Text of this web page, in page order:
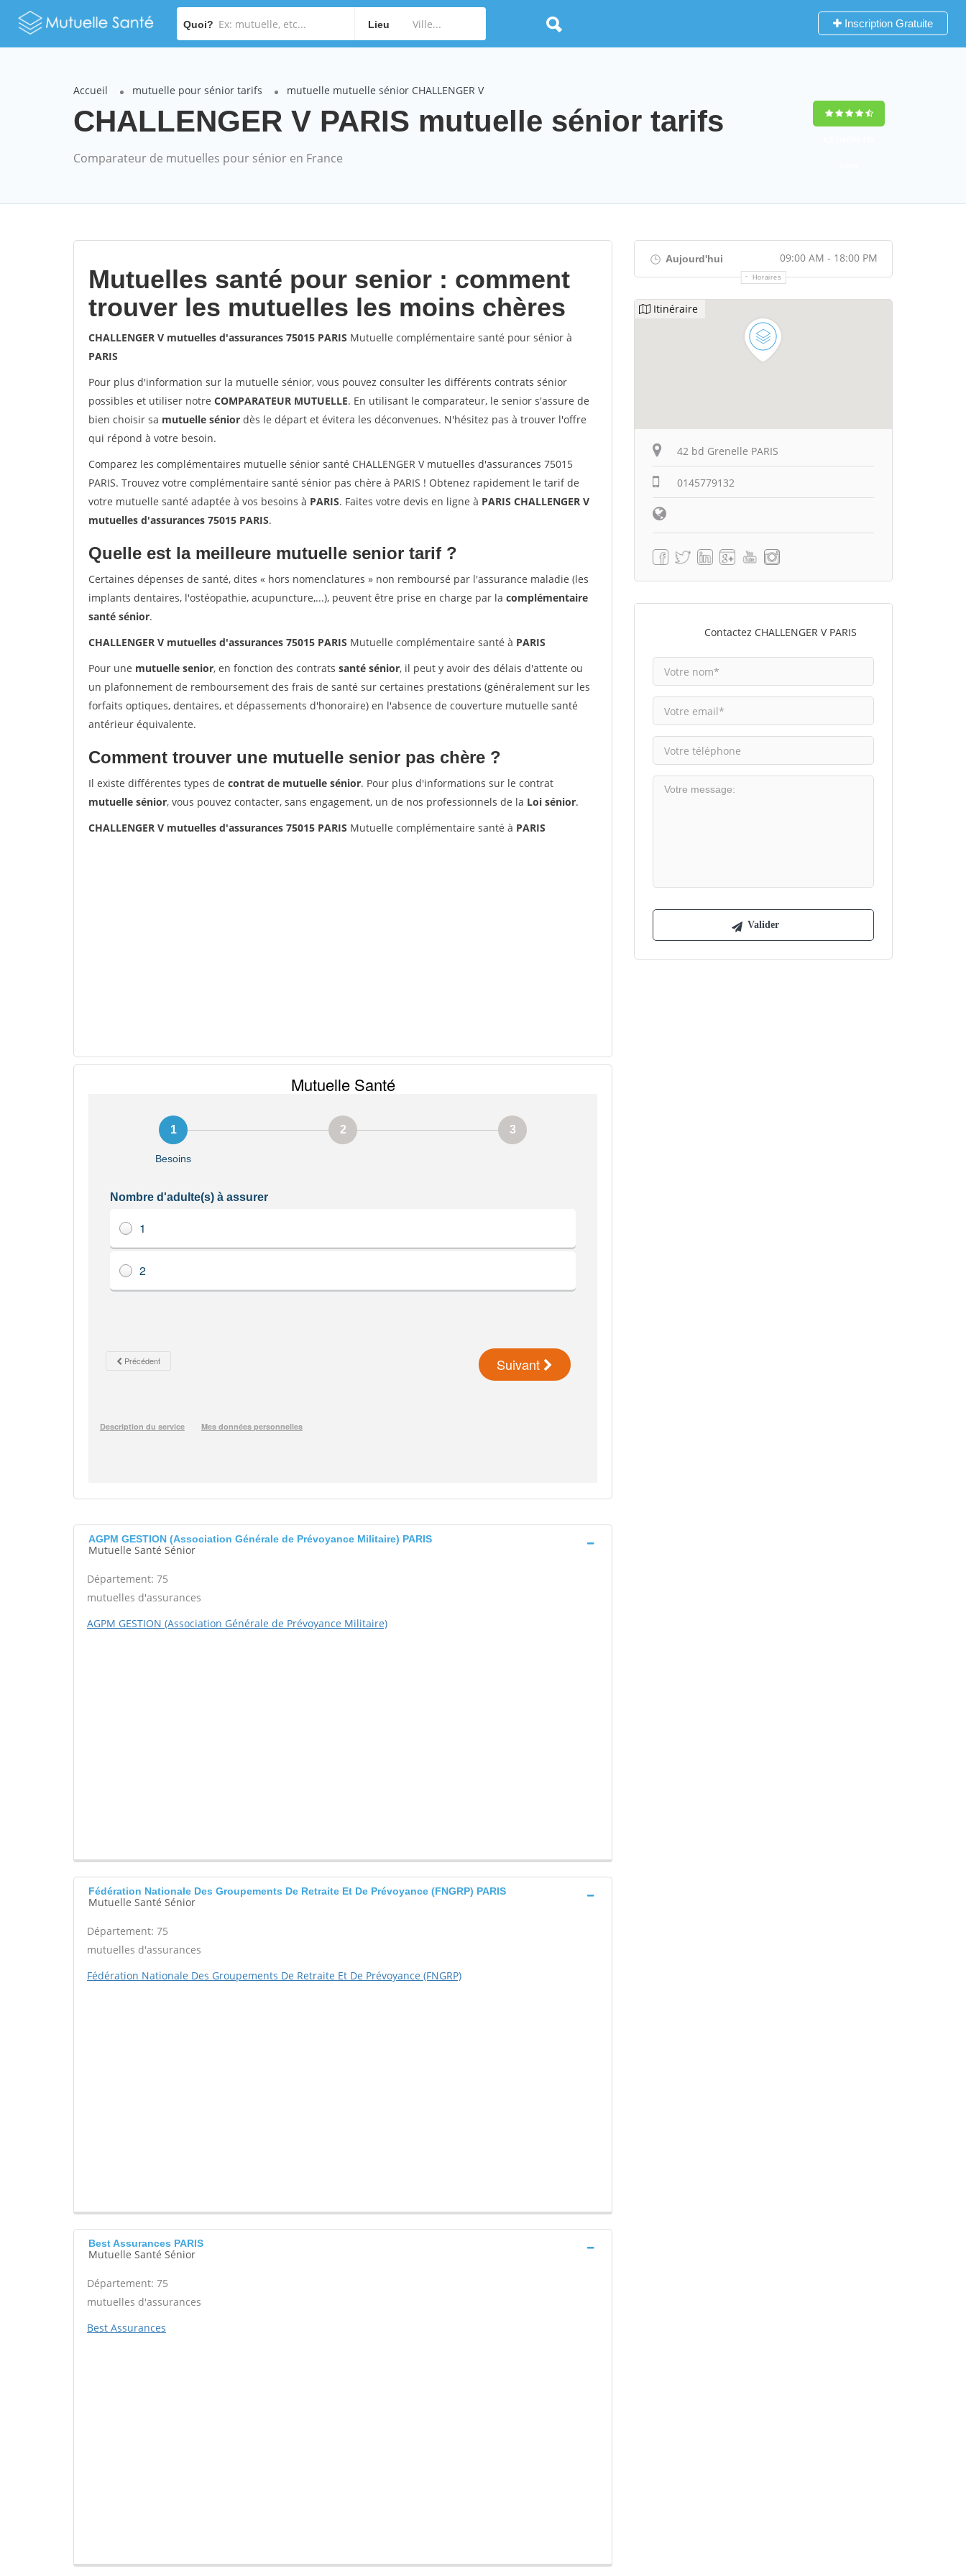
Quoi? Lieu Inscription Gratuite
Accueil mutuelle pour sénior tarifs mutuelle mutuelle sénior CHALLENGER V
CHALLENGER V PARIS mutuelle sénior tarifs
Comparateur de mutuelles pour sénior en France
Mutuelles santé pour senior : comment
trouver les mutuelles les moins chères
CHALLENGER V mutuelles d'assurances 75015 PARIS Mutuelle complémentaire santé pour sénior à
PARIS
Pour plus d'information sur la mutuelle sénior, vous pouvez consulter les différents contrats sénior
possibles et utiliser notre COMPARATEUR MUTUELLE. En utilisant le comparateur, le senior s'assure de
bien choisir sa mutuelle sénior dès le départ et évitera les déconvenues. N'hésitez pas à trouver l'offre
qui répond à votre besoin.
Comparez les complémentaires mutuelle sénior santé CHALLENGER V mutuelles d'assurances 75015
PARIS. Trouvez votre complémentaire santé sénior pas chère à PARIS ! Obtenez rapidement le tarif de
votre mutuelle santé adaptée à vos besoins à PARIS. Faites votre devis en ligne à PARIS CHALLENGER V
mutuelles d'assurances 75015 PARIS.
Quelle est la meilleure mutuelle senior tarif ?
Certaines dépenses de santé, dites « hors nomenclatures » non remboursé par l'assurance maladie (les
implants dentaires, l'ostéopathie, acupuncture,...), peuvent être prise en charge par la complémentaire
santé sénior.
CHALLENGER V mutuelles d'assurances 75015 PARIS Mutuelle complémentaire santé à PARIS
Pour une mutuelle senior, en fonction des contrats santé sénior, il peut y avoir des délais d'attente ou
un plafonnement de remboursement des frais de santé sur certaines prestations (généralement sur les
forfaits optiques, dentaires, et dépassements d'honoraire) en l'absence de couverture mutuelle santé
antérieur équivalente.
Comment trouver une mutuelle senior pas chère ?
Il existe différentes types de contrat de mutuelle sénior. Pour plus d'informations sur le contrat
mutuelle sénior, vous pouvez contacter, sans engagement, un de nos professionnels de la Loi sénior.
CHALLENGER V mutuelles d'assurances 75015 PARIS Mutuelle complémentaire santé à PARIS
AGPM GESTION (Association Générale de Prévoyance Militaire) PARIS
Mutuelle Santé Sénior
Département: 75
mutuelles d'assurances
AGPM GESTION (Association Générale de Prévoyance Militaire)
Fédération Nationale Des Groupements De Retraite Et De Prévoyance (FNGRP) PARIS
Mutuelle Santé Sénior
Département: 75
mutuelles d'assurances
Fédération Nationale Des Groupements De Retraite Et De Prévoyance (FNGRP)
Best Assurances PARIS
Mutuelle Santé Sénior
Département: 75
mutuelles d'assurances
Best Assurances
Aujourd'hui 09:00 AM - 18:00 PM
Horaires
Itinéraire
42 bd Grenelle PARIS
0145779132
Contactez CHALLENGER V PARIS